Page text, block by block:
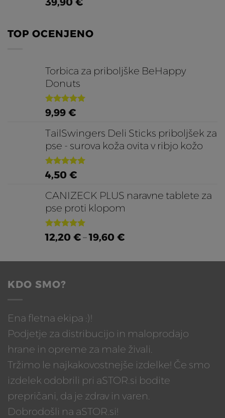
TOP OCENJENO
Torbica za priboljške BeHappy
Donuts
Ocenjeno
5.00od 5
9,99 €
TailSwingers Deli Sticks priboljšek za
pse - surova koža ovita v ribjo kožo
Ocenjeno
5.00od 5
4,50 €
CANIZECK PLUS naravne tablete za
pse proti klopom
Ocenjeno
5.00od 5
12,20 €–19,60 €Cenovni
od
KDO SMO?
Ena fletna ekipa :)!
Podjetje za distribucijo in maloprodajo
hrane in opreme za male živali.
Tržimo le najkakovostnejše izdelke! Če smo
izdelek odobrili pri aSTOR.si bodite
prepričani, da je zdrav in varen.
Dobrodošli na aSTOR.si!